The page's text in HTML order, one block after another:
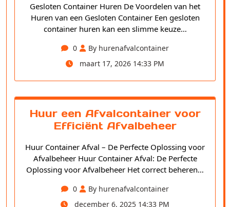
Gesloten Container Huren De Voordelen van het
Huren van een Gesloten Container Een gesloten
container huren kan een slimme keuze…
0
By hurenafvalcontainer
maart 17, 2026 14:33 PM
Huur een Afvalcontainer voor
Efficiënt Afvalbeheer
Huur Container Afval – De Perfecte Oplossing voor
Afvalbeheer Huur Container Afval: De Perfecte
Oplossing voor Afvalbeheer Het correct beheren…
0
By hurenafvalcontainer
december 6, 2025 14:33 PM